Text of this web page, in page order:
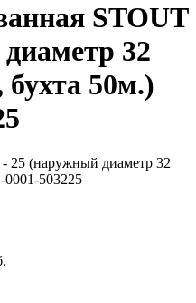
STOUT
32
50м.)